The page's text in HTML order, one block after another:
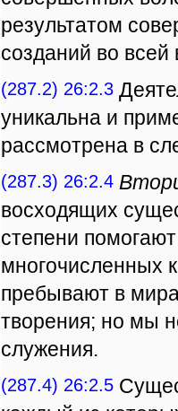
результатом
созданий во
(287.2) 26:2.3
уникальна и
рассмотрена в
(287.3) 26:2.4
восходящих
степени
многочисленных
пребывают в
творения; но мы
служения.
(287.4) 26:2.5